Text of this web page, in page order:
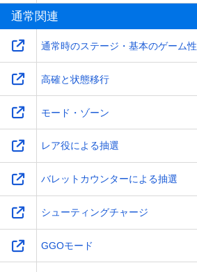
通常関連
通常時のステージ・基本のゲーム性
高確と状態移行
モード・ゾーン
レア役による抽選
バレットカウンターによる抽選
シューティングチャージ
GGOモード